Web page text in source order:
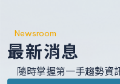
Newsroom
最新消息
隨時掌握第一手趨勢資